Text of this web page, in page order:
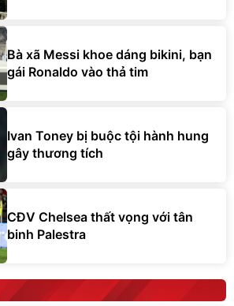
Bà xã Messi khoe dáng bikini, bạn
gái Ronaldo vào thả tim
Ivan Toney bị buộc tội hành hung
gây thương tích
CĐV Chelsea thất vọng với tân
binh Palestra